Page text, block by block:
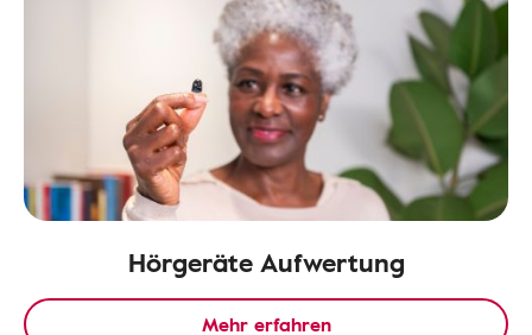
Hörgeräte Aufwertung
Mehr erfahren